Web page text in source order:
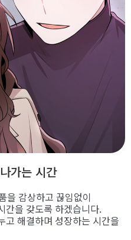
가는 시간
을 감상하고 끊임없이
간을 갖도록 하겠습니다.
고 해결하며 성장하는 시간을